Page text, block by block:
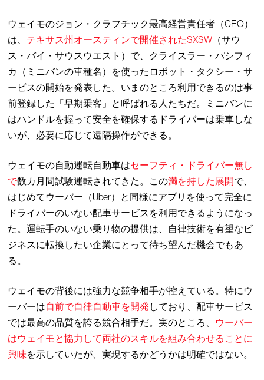
ウェイモのジョン・クラフチック最高経営責任者（CEO）
は、 テキサス州オースティンで開催されたSXSW （サウ
ス・バイ・サウスウエスト）で、クライスラー・パシフィ
カ（ミニバンの車種名）を使ったロボット・タクシー・サ
ービスの開始を発表した。いまのところ利用できるのは事
前登録した「早期乗客」と呼ばれる人たちだ。ミニバンに
はハンドルを握って安全を確保するドライバーは乗車しな
いが、必要に応じて遠隔操作ができる。
ウェイモの自動運転自動車はセーフティ・ドライバー無し
で数カ月間試験運転されてきた。この満を持した展開で、
はじめてウーバー（Uber）と同様にアプリを使って完全に
ドライバーのいない配車サービスを利用できるようになっ
た。運転手のいない乗り物の提供は、自律技術を有望なビ
ジネスに転換したい企業にとって待ち望んだ機会でもあ
る。
ウェイモの背後には強力な競争相手が控えている。特にウ
ーバーは自前で自律自動車を開発 しており、配車サービス
では最高の品質を誇る競合相手だ。実のところ、 ウーバー
はウェイモと協力して両社のスキルを組み合わせることに
興味を示していたが、実現するかどうかは明確ではない。